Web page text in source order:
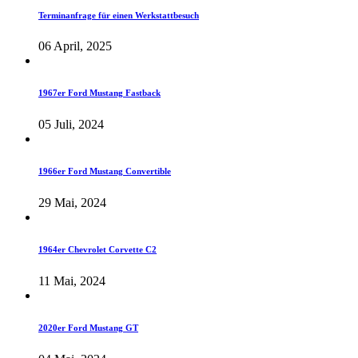
Terminanfrage für einen Werkstattbesuch
06 April, 2025
1967er Ford Mustang Fastback
05 Juli, 2024
1966er Ford Mustang Convertible
29 Mai, 2024
1964er Chevrolet Corvette C2
11 Mai, 2024
2020er Ford Mustang GT